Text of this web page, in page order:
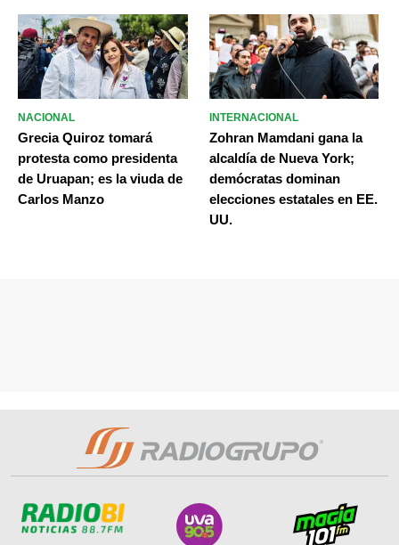
NACIONAL
Grecia Quiroz tomará
protesta como presidenta
de Uruapan; es la viuda de
Carlos Manzo
INTERNACIONAL
Zohran Mamdani gana la
alcaldía de Nueva York;
demócratas dominan
elecciones estatales en EE.
UU.